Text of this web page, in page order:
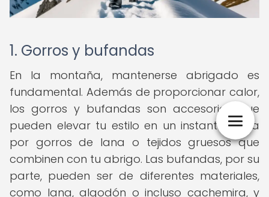
1. Gorros y bufandas
En la montaña, mantenerse abrigado es
fundamental. Además de proporcionar calor,
los gorros y bufandas son accesorios que
pueden elevar tu estilo en un instante. Opta
por gorros de lana o tejidos gruesos que
combinen con tu abrigo. Las bufandas, por su
parte, pueden ser de diferentes materiales,
como lana, algodón o incluso cachemira, y